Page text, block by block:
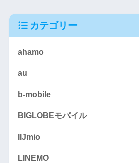
カテゴリー
ahamo
au
b-mobile
BIGLOBEモバイル
IIJmio
LINEMO